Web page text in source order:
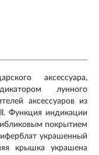
аксессуара,
лунного
аксессуаров из
Функция индикации
покрытием
украшенный
крышка украшена